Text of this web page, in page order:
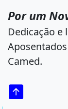
Por um
Dedicação e
Camed.